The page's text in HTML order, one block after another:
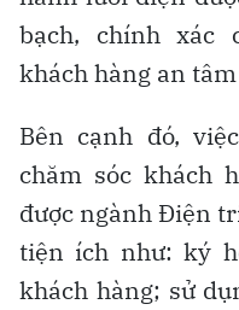
bạch, chính xác
khách hàng an
Bên cạnh đó,
chăm sóc khách
được ngành Điện
tiện ích như: ký
khách hàng; sử